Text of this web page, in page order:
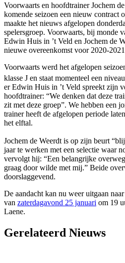
Voorwaarts en hoofdtrainer Jochem
komende seizoen een nieuw contract
maakte het nieuws afgelopen
spelersgroep. Voorwaarts, bij monde
Edwin Huis in ’t Veld en Jochem de
nieuwe overeenkomst voor 2020-
Voorwaarts werd het afgelopen
klasse J en staat momenteel een
er Edwin Huis in ’t Veld spreekt zijn
hoofdtrainer: “We denken dat deze
zit met deze groep”. We hebben een
trainer heeft de afgelopen periode
het elftal.
Jochem de Weerdt is op zijn beurt
jaar te werken met een selectie waar
vervolgt hij: “Een belangrijke
graag door wilde met mij.” Beide
doorslaggevend.
De aandacht kan nu weer uitgaan
van zaterdagavond 25 januari om 19
Laene.
Gerelateerd Nieuws